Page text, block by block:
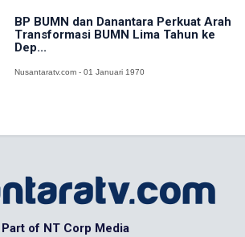
BP BUMN dan Danantara Perkuat Arah
Transformasi BUMN Lima Tahun ke
Dep...
Nusantaratv.com - 01 Januari 1970
Part of NT Corp Media